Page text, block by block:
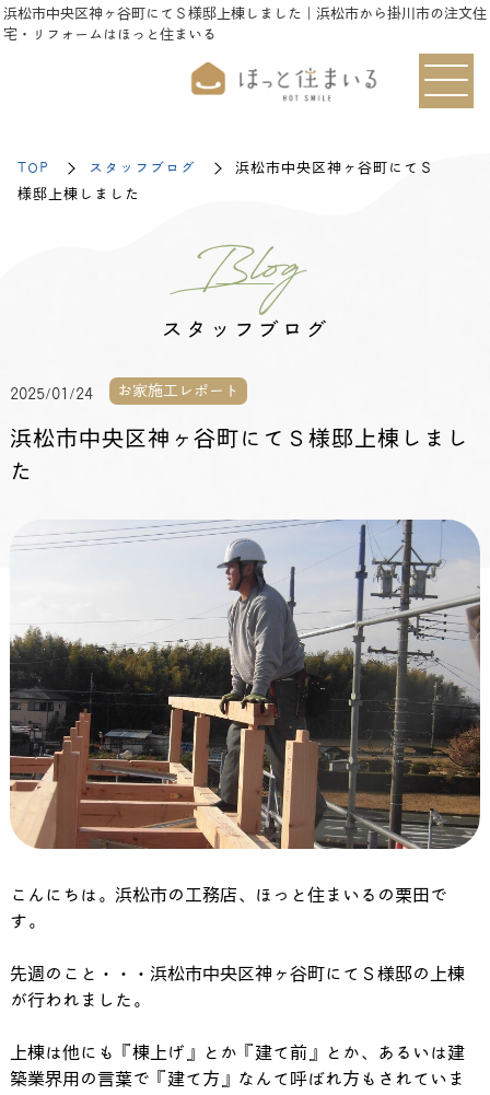
浜松市中央区神ヶ谷町にてＳ様邸上棟しました｜浜松市から掛川市の注文住
宅・リフォームはほっと住まいる
TOP スタッフブログ
浜松市中央区神ヶ谷町にてＳ
様邸上棟しました
Blog
スタッフブログ
2025/01/24 お家施工レポート
浜松市中央区神ヶ谷町にてＳ様邸上棟しまし
た
こんにちは。浜松市の工務店、ほっと住まいるの栗田で
す。
先週のこと・・・浜松市中央区神ヶ谷町にてＳ様邸の上棟
が行われました。
上棟は他にも『棟上げ』とか『建て前』とか、あるいは建
築業界用の言葉で『建て方』なんて呼ばれ方もされていま